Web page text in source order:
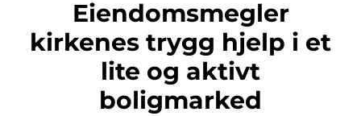
Eiendomsmegler
kirkenes trygg hjelp i et
lite og aktivt
boligmarked